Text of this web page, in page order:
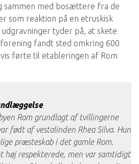
sammen med bosættere fra de
som reaktion på en etruskisk
tyder på, at skete
fandt sted omkring 600
førte til etableringen af ​​Rom
Rom grundlagt af tvillingerne
født af vestalinden Rhea Silva. Hun
præsteskab i det gamle Rom.
høj respekterede, men var samtidigt